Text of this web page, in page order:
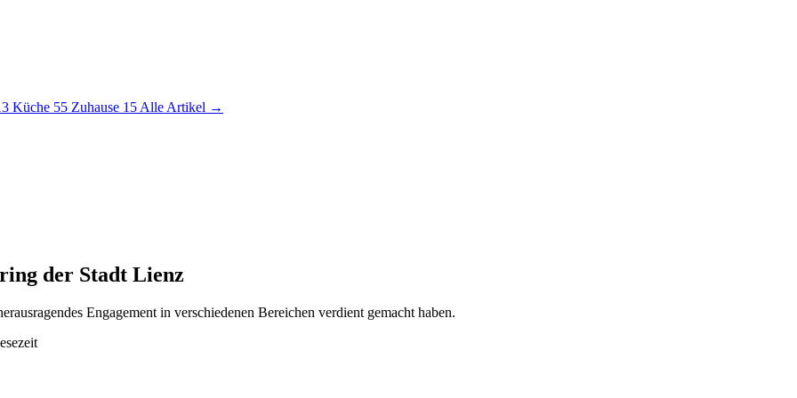
Küche 55 Zuhause 15 Alle Artikel →
der Stadt Lienz
Engagement in verschiedenen Bereichen verdient gemacht haben.